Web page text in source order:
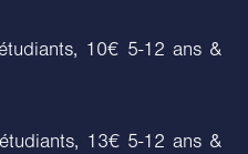
10€ 5-12 ans &
13€ 5-12 ans &